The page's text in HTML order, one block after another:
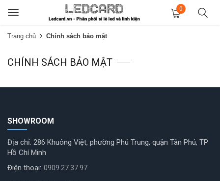
Toggle
0
Trang chủ Chính sách bảo mật
CHÍNH SÁCH BẢO MẬT
SHOWROOM
Địa chỉ: 286 Khuông Việt, phường Phú Trung, quận Tân Phú, TP
Hồ Chí Minh
Điện thoại: 0909 27 37 97